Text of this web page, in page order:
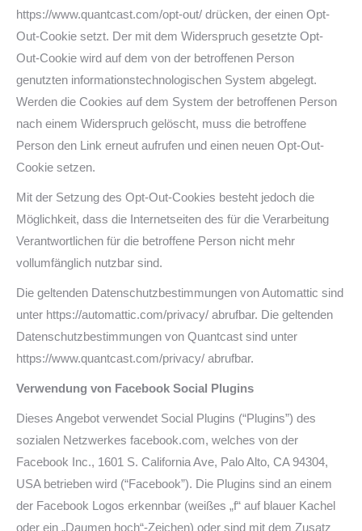
https://www.quantcast.com/opt-out/ drücken, der einen Opt-
Out-Cookie setzt. Der mit dem Widerspruch gesetzte Opt-
Out-Cookie wird auf dem von der betroffenen Person
genutzten informationstechnologischen System abgelegt.
Werden die Cookies auf dem System der betroffenen Person
nach einem Widerspruch gelöscht, muss die betroffene
Person den Link erneut aufrufen und einen neuen Opt-Out-
Cookie setzen.
Mit der Setzung des Opt-Out-Cookies besteht jedoch die
Möglichkeit, dass die Internetseiten des für die Verarbeitung
Verantwortlichen für die betroffene Person nicht mehr
vollumfänglich nutzbar sind.
Die geltenden Datenschutzbestimmungen von Automattic sind
unter https://automattic.com/privacy/ abrufbar. Die geltenden
Datenschutzbestimmungen von Quantcast sind unter
https://www.quantcast.com/privacy/ abrufbar.
Verwendung von Facebook Social Plugins
Dieses Angebot verwendet Social Plugins (“Plugins”) des
sozialen Netzwerkes facebook.com, welches von der
Facebook Inc., 1601 S. California Ave, Palo Alto, CA 94304,
USA betrieben wird (“Facebook”). Die Plugins sind an einem
der Facebook Logos erkennbar (weißes „f“ auf blauer Kachel
oder ein „Daumen hoch“-Zeichen) oder sind mit dem Zusatz